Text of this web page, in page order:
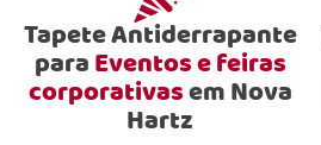
Tapete Antiderrapante
paraEventos e feiras
corporativasem Nova
Hartz